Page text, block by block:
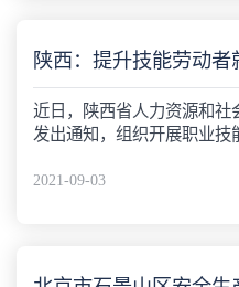
陕西：提升技能劳动者
近日，陕西省人力资源和社
发出通知，组织开展职业技
2021-09-03